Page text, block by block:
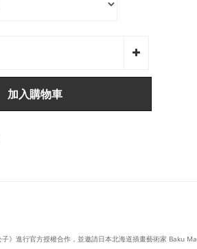
加入購物車
》進行官方授權合作，並邀請日本北海道插畫藝術家 Baku